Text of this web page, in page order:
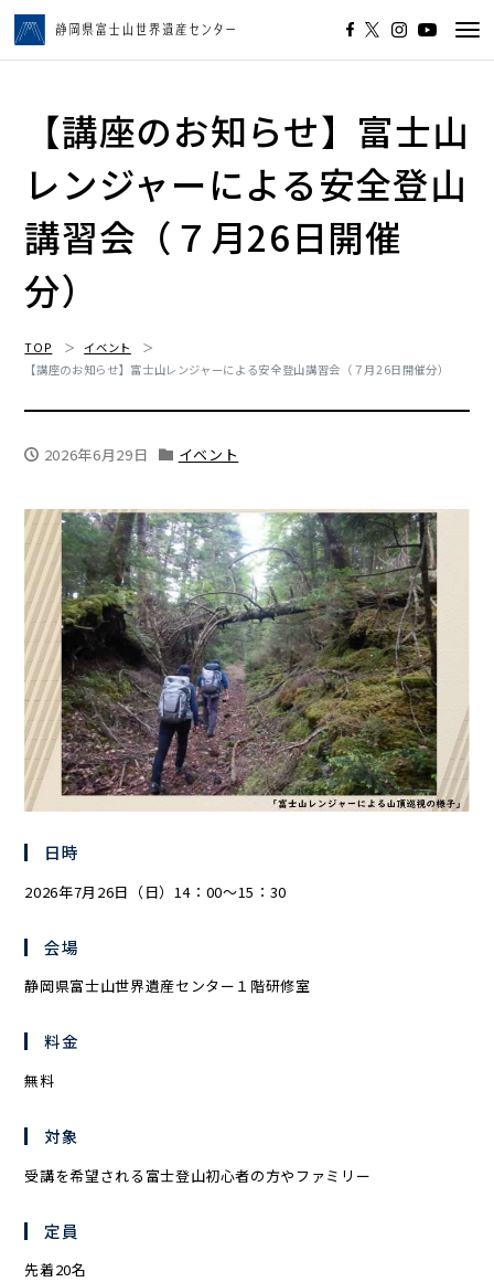
【講座のお知らせ】富士山
レンジャーによる安全登山
講習会（７月26日開催
分）
TOP
イベント
【講座のお知らせ】富士山レンジャーによる安全登山講習会（７月26日開催分）
2026年6月29日 イベント
日時
2026年7月26日（日）14：00～15：30
会場
静岡県富士山世界遺産センター１階研修室
料金
無料
対象
受講を希望される富士登山初心者の方やファミリー
定員
先着20名